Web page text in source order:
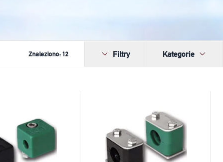
Znaleziono: 12 Filtry Kategorie